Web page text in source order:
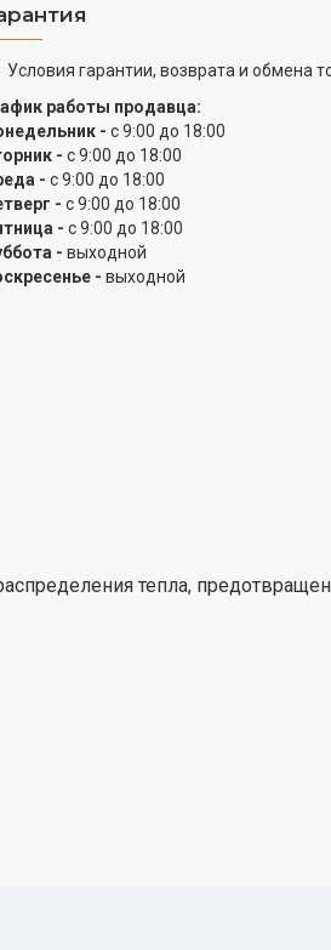
Условия гарантии, возврата и обмена
работы продавца:
- с 9:00 до 18:00
- с 9:00 до 18:00
- с 9:00 до 18:00
- с 9:00 до 18:00
- с 9:00 до 18:00
- выходной
- выходной
тепла,